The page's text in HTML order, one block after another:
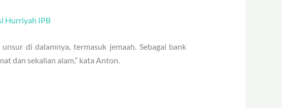
Hurriyah IPB
di dalamnya, termasuk jemaah. Sebagai bank
dan sekalian alam,” kata Anton.